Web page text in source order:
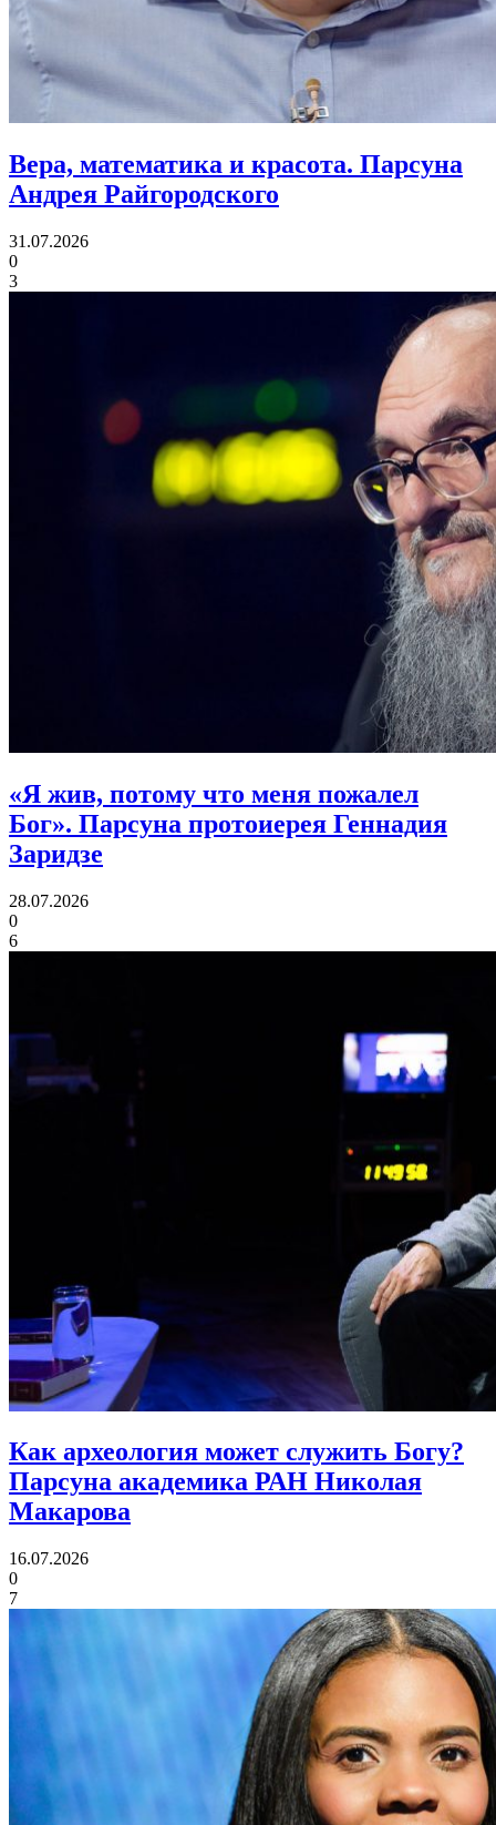
Вера, математика и красота. Парсуна
Андрея Райгородского
31.07.2026
0
3
«Я жив, потому что меня пожалел
Бог». Парсуна протоиерея Геннадия
Заридзе
28.07.2026
0
6
Как археология может служить Богу?
Парсуна академика РАН Николая
Макарова
16.07.2026
0
7